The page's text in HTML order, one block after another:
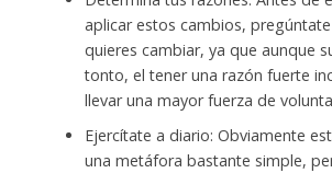
aplicar estos cambios,
quieres cambiar, ya que aunque
tonto, el tener una razón fuerte
llevar una mayor fuerza de
Ejercítate a diario: Obviamente
una metáfora bastante simple,